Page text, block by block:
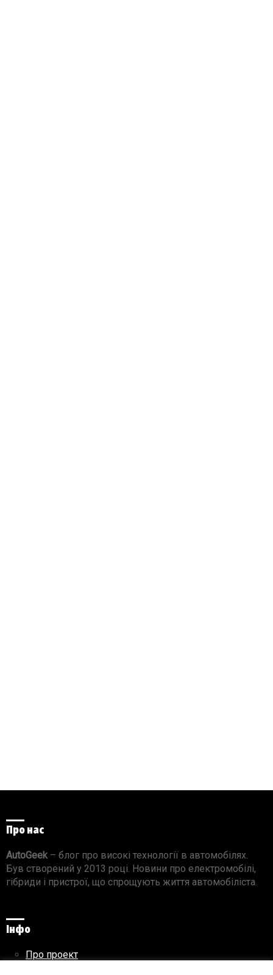
Про нас
AutoGeek– блог про високі технології в автомобілях.
Був створений у 2013 році. Новини про електромобілі,
гібриди і пристрої, що спрощують життя автомобіліста.
Інфо
Про проект